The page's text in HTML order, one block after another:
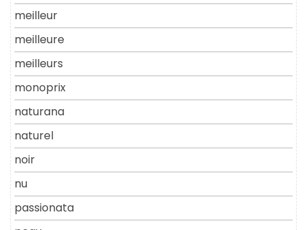
meilleur
meilleure
meilleurs
monoprix
naturana
naturel
noir
nu
passionata